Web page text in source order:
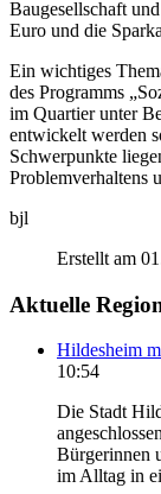
Baugesellschaft
Euro und die
Ein wichtiges
des Programms
im Quartier unter
entwickelt werden
Schwerpunkte
Problemverhaltens
bjl
Erstellt am
Aktuelle
Hildesheim
10:54
Die Stadt
Bürgerinnen
im Alltag in